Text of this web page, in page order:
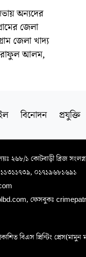
অন্যদের
জেলা
জেলা খাদ্য
আলম,
বিনোদন প্রযুক্তি
২৬৮/১ কোটবাড়ী ব্রিজ
০১৭১৯৬৮১৬৯১
ফেসবুকঃ
বিএস প্রিন্টিং প্রেস(মামুন